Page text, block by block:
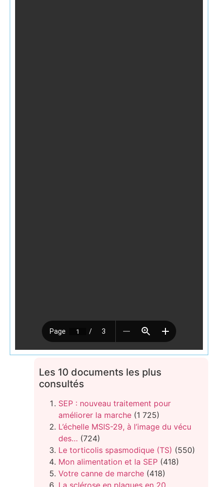
Les 10 documents les plus
consultés
SEP : nouveau traitement pour
améliorer la marche (1 725)
L’échelle MSIS-29, à l’image du vécu
des… (724)
Le torticolis spasmodique (TS) (550)
Mon alimentation et la SEP (418)
Votre canne de marche (418)
La sclérose en plaques en 20